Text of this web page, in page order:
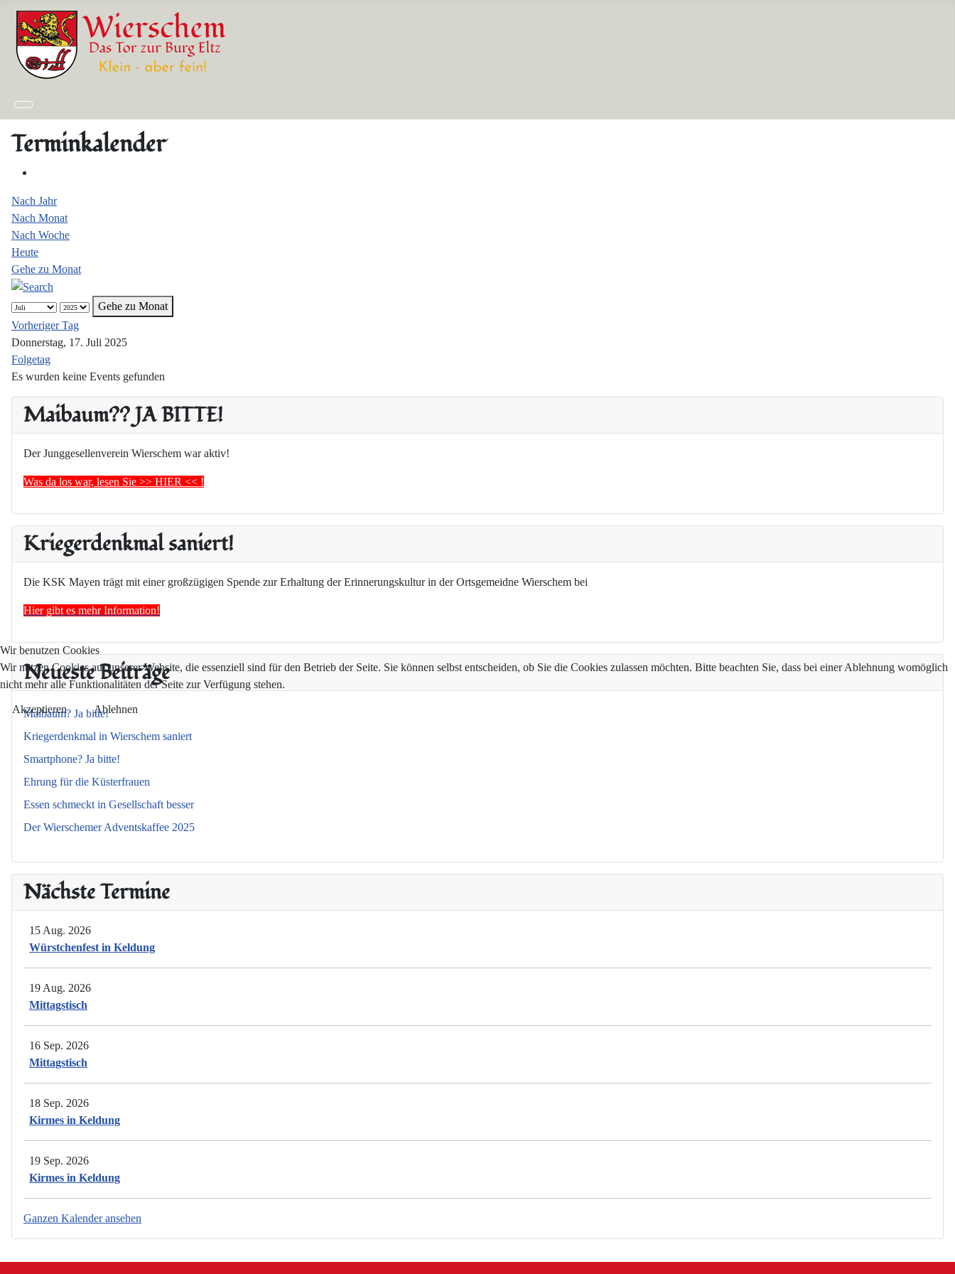
Maibaum?? JA BITTE!
Der Junggesellenverein Wierschem war aktiv!
Was da los war, lesen Sie >> HIER << !
Kriegerdenkmal saniert!
Die KSK Mayen trägt mit einer großzügigen Spende zur Erhaltung der Erinnerungskultur in der Ortsgemeidne Wierschem bei
Hier gibt es mehr Information!
Neueste Beiträge
Maibaum? Ja bitte!
Kriegerdenkmal in Wierschem saniert
Smartphone? Ja bitte!
Ehrung für die Küsterfrauen
Essen schmeckt in Gesellschaft besser
Der Wierschemer Adventskaffee 2025
Nächste Termine
15 Aug. 2026
Würstchenfest in Keldung
19 Aug. 2026
Mittagstisch
16 Sep. 2026
Mittagstisch
18 Sep. 2026
Kirmes in Keldung
19 Sep. 2026
Kirmes in Keldung
Ganzen Kalender ansehen
Terminkalender
Nach Jahr
Nach Monat
Nach Woche
Heute
Gehe zu Monat
Gehe zu Monat
Vorheriger Tag
Donnerstag, 17. Juli 2025
Folgetag
Es wurden keine Events gefunden
Wir benutzen Cookies
Wir nutzen Cookies auf unserer Website, die essenziell sind für den Betrieb der Seite. Sie können selbst entscheiden, ob Sie die Cookies zulassen möchten. Bitte beachten Sie, dass bei einer Ablehnung womöglich
nicht mehr alle Funktionalitäten der Seite zur Verfügung stehen.
Akzeptieren Ablehnen